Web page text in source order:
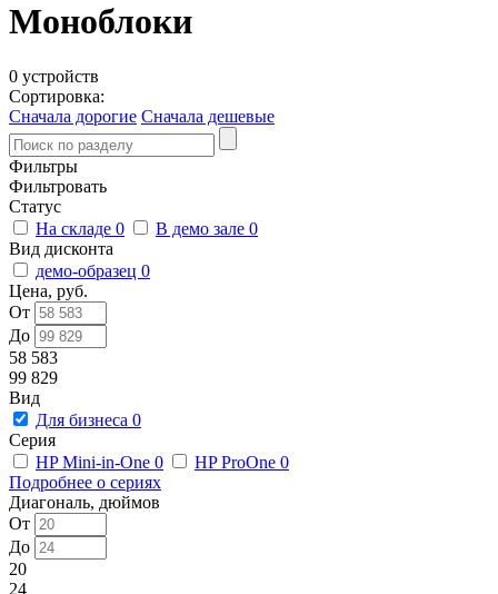
Моноблоки
0 устройств
Сортировка:
Сначала дорогие Сначала дешевые
Фильтры
Фильтровать
Статус
На складе 0 В демо зале 0
Вид дисконта
демо-образец 0
Цена, руб.
От
До
58 583
99 829
Вид
Для бизнеса 0
Серия
HP Mini-in-One 0 HP ProOne 0
Подробнее о сериях
Диагональ, дюймов
От
До
20
24